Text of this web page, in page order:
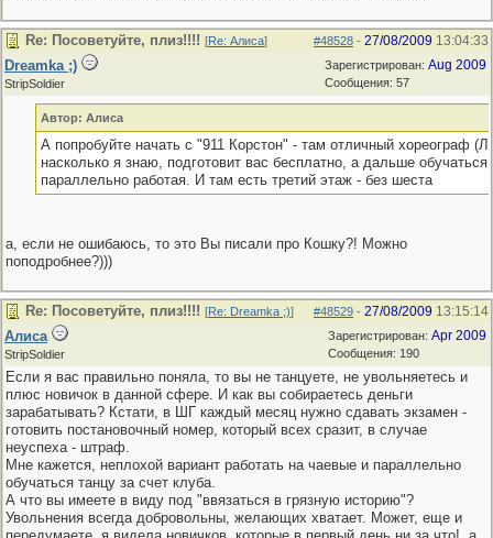
#48528 - 27/08/2009 13:04:33
Re: Посоветуйте, плиз!!!! [Re: Алиса]
Зарегистрирован: Aug 2009
Сообщения: 57
Dreamka ;)
StripSoldier
Автор: Алиса
А попробуйте начать с "911 Корстон" - там отличный хореограф
насколько я знаю, подготовит вас бесплатно, а дальше
параллельно работая. И там есть третий этаж - без шеста
а, если не ошибаюсь, то это Вы писали про Кошку?! Можно
поподробнее?)))
#48529 - 27/08/2009 13:15:14
Re: Посоветуйте, плиз!!!! [Re: Dreamka ;)]
Зарегистрирован: Apr 2009
Сообщения: 190
Алиса
StripSoldier
Если я вас правильно поняла, то вы не танцуете, не увольняетесь и
плюс новичок в данной сфере. И как вы собираетесь деньги
зарабатывать? Кстати, в ШГ каждый месяц нужно сдавать экзамен -
готовить постановочный номер, который всех сразит, в случае
неуспеха - штраф.
Мне кажется, неплохой вариант работать на чаевые и параллельно
обучаться танцу за счет клуба.
А что вы имеете в виду под "ввязаться в грязную историю"?
Увольнения всегда добровольны, желающих хватает. Может, еще и